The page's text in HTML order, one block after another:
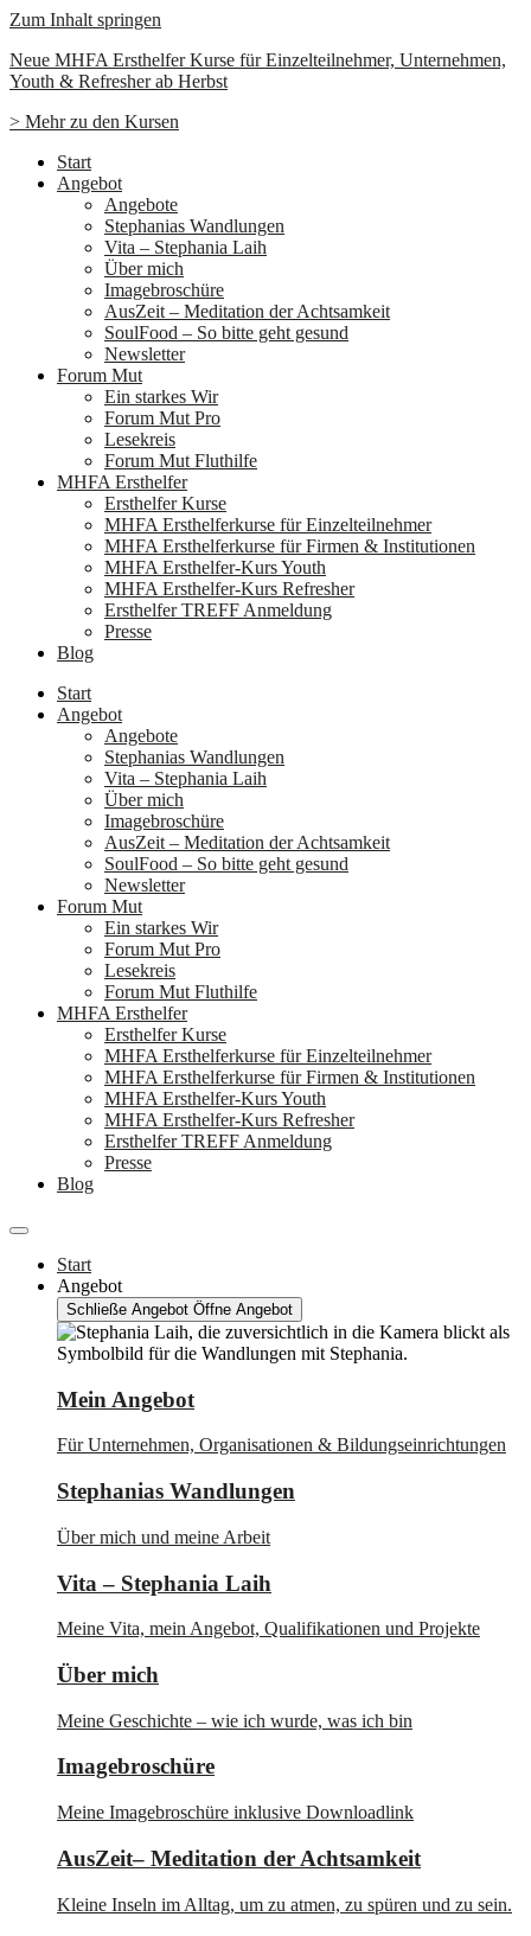
Zum Inhalt springen
Neue MHFA Ersthelfer Kurse für Einzelteilnehmer, Unternehmen,
Youth & Refresher ab Herbst
> Mehr zu den Kursen
Start
Angebot
Angebote
Stephanias Wandlungen
Vita – Stephania Laih
Über mich
Imagebroschüre
AusZeit – Meditation der Achtsamkeit
SoulFood – So bitte geht gesund
Newsletter
Forum Mut
Ein starkes Wir
Forum Mut Pro
Lesekreis
Forum Mut Fluthilfe
MHFA Ersthelfer
Ersthelfer Kurse
MHFA Ersthelferkurse für Einzelteilnehmer
MHFA Ersthelferkurse für Firmen & Institutionen
MHFA Ersthelfer-Kurs Youth
MHFA Ersthelfer-Kurs Refresher
Ersthelfer TREFF Anmeldung
Presse
Blog
Start
Angebot
Angebote
Stephanias Wandlungen
Vita – Stephania Laih
Über mich
Imagebroschüre
AusZeit – Meditation der Achtsamkeit
SoulFood – So bitte geht gesund
Newsletter
Forum Mut
Ein starkes Wir
Forum Mut Pro
Lesekreis
Forum Mut Fluthilfe
MHFA Ersthelfer
Ersthelfer Kurse
MHFA Ersthelferkurse für Einzelteilnehmer
MHFA Ersthelferkurse für Firmen & Institutionen
MHFA Ersthelfer-Kurs Youth
MHFA Ersthelfer-Kurs Refresher
Ersthelfer TREFF Anmeldung
Presse
Blog
Start
Angebot
Schließe Angebot Öffne Angebot
Mein Angebot
Für Unternehmen, Organisationen & Bildungseinrichtungen
Stephanias Wandlungen
Über mich und meine Arbeit
Vita – Stephania Laih
Meine Vita, mein Angebot, Qualifikationen und Projekte
Über mich
Meine Geschichte – wie ich wurde, was ich bin
Imagebroschüre
Meine Imagebroschüre inklusive Downloadlink
AusZeit– Meditation der Achtsamkeit
Kleine Inseln im Alltag, um zu atmen, zu spüren und zu sein.